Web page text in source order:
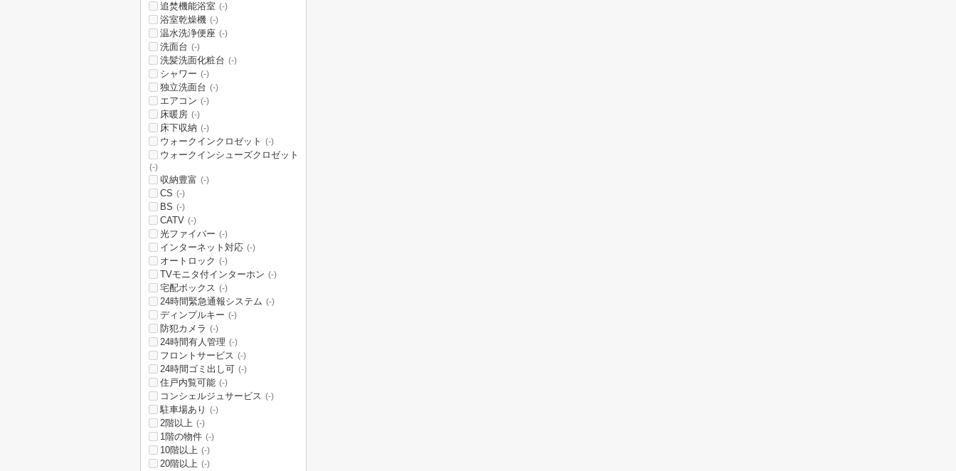
追焚機能浴室 (-)
浴室乾燥機 (-)
温水洗浄便座 (-)
洗面台 (-)
洗髪洗面化粧台 (-)
シャワー (-)
独立洗面台 (-)
エアコン (-)
床暖房 (-)
床下収納 (-)
ウォークインクロゼット (-)
ウォークインシューズクロゼット
(-)
収納豊富 (-)
CS (-)
BS (-)
CATV (-)
光ファイバー (-)
インターネット対応 (-)
オートロック (-)
TVモニタ付インターホン (-)
宅配ボックス (-)
24時間緊急通報システム (-)
ディンプルキー (-)
防犯カメラ (-)
24時間有人管理 (-)
フロントサービス (-)
24時間ゴミ出し可 (-)
住戸内覧可能 (-)
コンシェルジュサービス (-)
駐車場あり (-)
2階以上 (-)
1階の物件 (-)
10階以上 (-)
20階以上 (-)